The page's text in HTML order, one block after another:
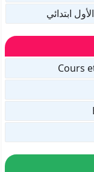
الأول ابتدائي